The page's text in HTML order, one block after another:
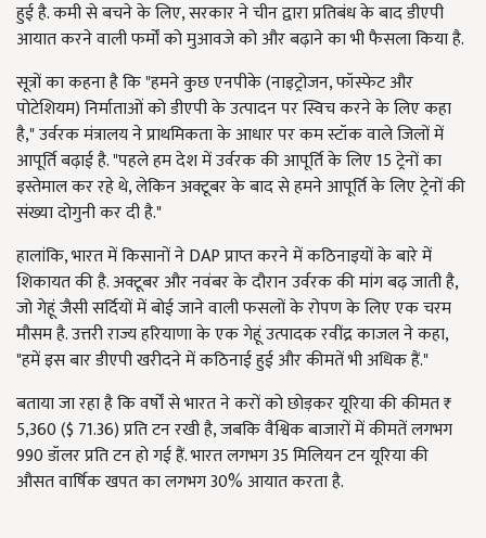
हुई है. कमी से बचने के लिए, सरकार ने चीन द्वारा प्रतिबंध के बाद डीएपी
आयात करने वाली फर्मों को मुआवजे को और बढ़ाने का भी फैसला किया है.
सूत्रों का कहना है कि "हमने कुछ एनपीके (नाइट्रोजन, फॉस्फेट और
पोटेशियम) निर्माताओं को डीएपी के उत्पादन पर स्विच करने के लिए कहा
है," उर्वरक मंत्रालय ने प्राथमिकता के आधार पर कम स्टॉक वाले जिलों में
आपूर्ति बढ़ाई है. "पहले हम देश में उर्वरक की आपूर्ति के लिए 15 ट्रेनों का
इस्तेमाल कर रहे थे, लेकिन अक्टूबर के बाद से हमने आपूर्ति के लिए ट्रेनों की
संख्या दोगुनी कर दी है."
हालांकि, भारत में किसानों ने DAP प्राप्त करने में कठिनाइयों के बारे में
शिकायत की है. अक्टूबर और नवंबर के दौरान उर्वरक की मांग बढ़ जाती है,
जो गेहूं जैसी सर्दियों में बोई जाने वाली फसलों के रोपण के लिए एक चरम
मौसम है. उत्तरी राज्य हरियाणा के एक गेहूं उत्पादक रवींद्र काजल ने कहा,
"हमें इस बार डीएपी खरीदने में कठिनाई हुई और कीमतें भी अधिक हैं."
बताया जा रहा है कि वर्षों से भारत ने करों को छोड़कर यूरिया की कीमत ₹
5,360 ($ 71.36) प्रति टन रखी है, जबकि वैश्विक बाजारों में कीमतें लगभग
990 डॉलर प्रति टन हो गई हैं. भारत लगभग 35 मिलियन टन यूरिया की
औसत वार्षिक खपत का लगभग 30% आयात करता है.